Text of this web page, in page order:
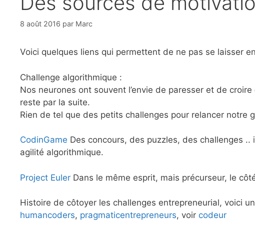
8 août 2016 par Marc
Voici quelques liens qui permettent de ne pas se laisser
Challenge algorithmique :
Nos neurones ont souvent l’envie de paresser et de
reste par la suite.
Rien de tel que des petits challenges pour relancer notre
CodinGame Des concours, des puzzles, des challenges
agilité algorithmique.
Project Euler Dans le même esprit, mais précurseur, le
Histoire de côtoyer les challenges entrepreneurial, voici
humancoders, pragmaticentrepreneurs, voir codeur